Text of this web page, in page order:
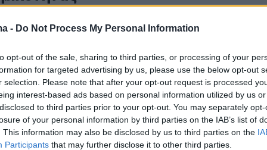
- Do Not Process My Personal Information
opt-out of the sale, sharing to third parties, or processing of your
for targeted advertising by us, please use the below opt-out
selection. Please note that after your opt-out request is processed
interest-based ads based on personal information utilized by us
to third parties prior to your opt-out. You may separately
of your personal information by third parties on the IAB’s list of
This information may also be disclosed by us to third parties on the
Participants that may further disclose it to other third parties.
τους εργαζόμενους μισθωτούς του ιδιωτικού τομέα
για επαγγελματίες και
Υποχρεωτικά ασφάλιση,
POS – Μετρητά μόνο έως
254